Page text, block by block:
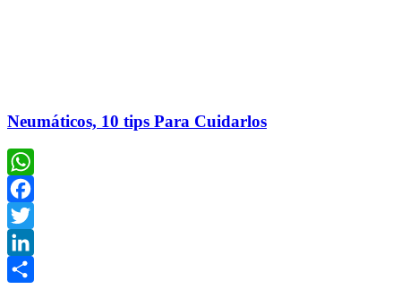
Neumáticos, 10 tips Para Cuidarlos
WhatsApp
Facebook
Twitter
LinkedIn